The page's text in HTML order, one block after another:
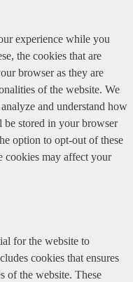
experience while you
the cookies that are
browser as they are
of the website. We
and understand how
be stored in your browser
option to opt-out of these
cookies may affect your
for the website to
cookies that ensures
of the website. These